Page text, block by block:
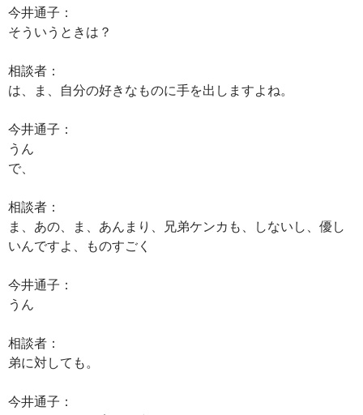
今井通子：
そういうときは？
相談者：
は、ま、自分の好きなものに手を出しますよね。
今井通子：
うん
で、
相談者：
ま、あの、ま、あんまり、兄弟ケンカも、しないし、優し
いんですよ、ものすごく
今井通子：
うん
相談者：
弟に対しても。
今井通子：